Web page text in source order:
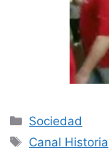
Categorías
Sociedad
Etiquetas
Canal Historia